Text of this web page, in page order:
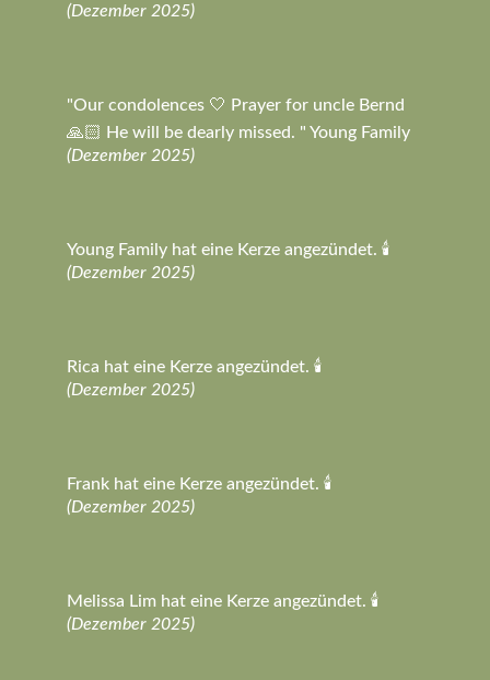
(Dezember 2025)
"Our condolences 🤍 Prayer for uncle Bernd
🙏🏻 He will be dearly missed. " Young Family
(Dezember 2025)
Young Family hat eine Kerze angezündet. 🕯️
(Dezember 2025)
Rica hat eine Kerze angezündet. 🕯️
(Dezember 2025)
Frank hat eine Kerze angezündet. 🕯️
(Dezember 2025)
Melissa Lim hat eine Kerze angezündet. 🕯️
(Dezember 2025)